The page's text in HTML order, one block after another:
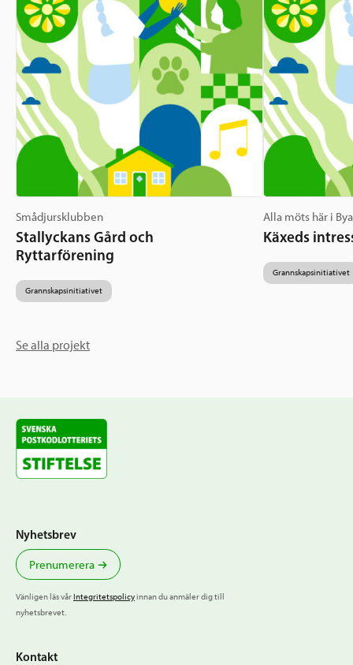
Smådjursklubben
Stallyckans Gård och
Ryttarförening
Grannskapsinitiativet
Alla möts här i
Käxeds
Grannskapsinitiativet
Se alla projekt
Nyhetsbrev
Prenumerera
Vänligen läs vårIntegritetspolicyinnan du anmäler dig till
nyhetsbrevet.
Kontakt